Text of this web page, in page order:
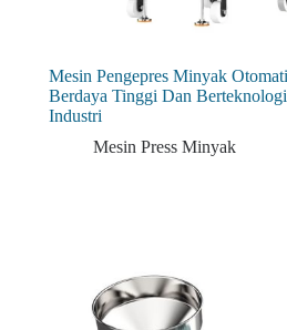
Mesin Pengepres Minyak
Berdaya Tinggi Dan
Industri
Mesin Press Minyak